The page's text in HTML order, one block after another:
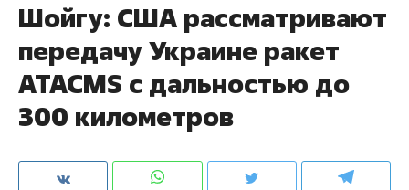
Шойгу: США рассматривают
передачу Украине ракет
ATACMS с дальностью до
300 километров